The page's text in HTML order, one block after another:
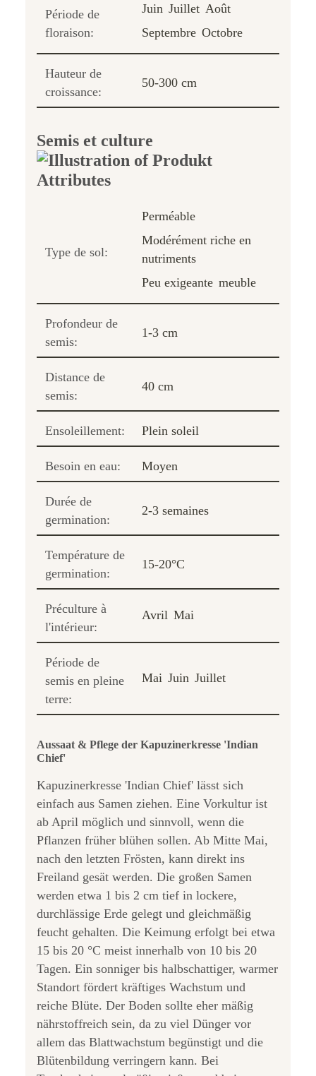
Période de
floraison:
Juin Juillet Août
Septembre Octobre
Hauteur de
croissance:
50-300 cm
Semis et culture
Type de sol:
Perméable
Modérément riche en
nutriments
Peu exigeante meuble
Profondeur de
semis:
1-3 cm
Distance de
semis:
40 cm
Ensoleillement: Plein soleil
Besoin en eau: Moyen
Durée de
germination:
2-3 semaines
Température de
germination:
15-20°C
Préculture à
l'intérieur:
Avril Mai
Période de
semis en pleine
terre:
Mai Juin Juillet
Aussaat & Pflege der Kapuzinerkresse 'Indian
Chief'
Kapuzinerkresse 'Indian Chief' lässt sich
einfach aus Samen ziehen. Eine Vorkultur ist
ab April möglich und sinnvoll, wenn die
Pflanzen früher blühen sollen. Ab Mitte Mai,
nach den letzten Frösten, kann direkt ins
Freiland gesät werden. Die großen Samen
werden etwa 1 bis 2 cm tief in lockere,
durchlässige Erde gelegt und gleichmäßig
feucht gehalten. Die Keimung erfolgt bei etwa
15 bis 20 °C meist innerhalb von 10 bis 20
Tagen. Ein sonniger bis halbschattiger, warmer
Standort fördert kräftiges Wachstum und
reiche Blüte. Der Boden sollte eher mäßig
nährstoffreich sein, da zu viel Dünger vor
allem das Blattwachstum begünstigt und die
Blütenbildung verringern kann. Bei